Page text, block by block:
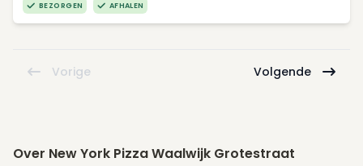
BEZORGEN AFHALEN
Vorige Volgende
Over New York Pizza Waalwijk Grotestraat